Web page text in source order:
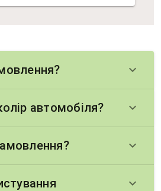
keyboard_arrow_down
автомобіля? keyboard_arrow_down
keyboard_arrow_down
keyboard_arrow_down